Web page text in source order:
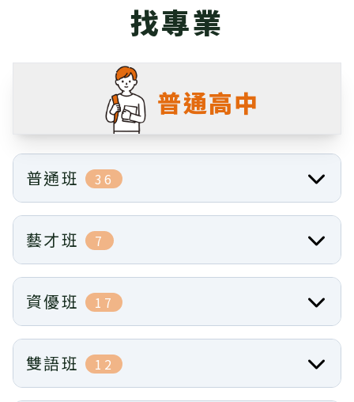
找專業
普通高中
普通班 36
藝才班 7
資優班 17
雙語班 12